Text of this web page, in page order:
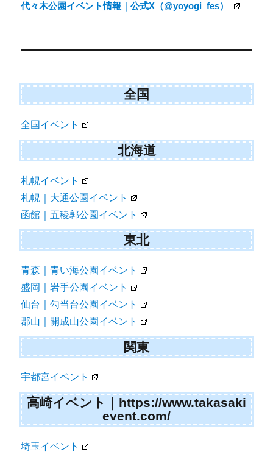
代々木公園イベント情報｜公式X（@yoyogi_fes）
全国
全国イベント
北海道
札幌イベント
札幌｜大通公園イベント
函館｜五稜郭公園イベント
東北
青森｜青い海公園イベント
盛岡｜岩手公園イベント
仙台｜勾当台公園イベント
郡山｜開成山公園イベント
関東
宇都宮イベント
高崎イベント｜https://www.takasaki
event.com/
埼玉イベント